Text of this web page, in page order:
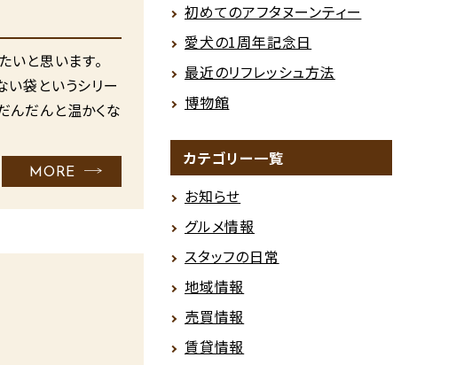
と思います。
袋というシリー
んだんと温かくな
MORE
初めてのアフタヌーンティー
愛犬の1周年記念日
最近のリフレッシュ方法
博物館
カテゴリー一覧
お知らせ
グルメ情報
スタッフの日常
地域情報
売買情報
賃貸情報